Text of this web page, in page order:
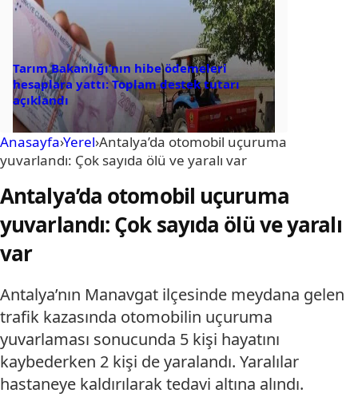
Tarım Bakanlığı’nın hibe ödemeleri
hesaplara yattı: Toplam destek tutarı
açıklandı
Anasayfa›Yerel›Antalya’da otomobil uçuruma
yuvarlandı: Çok sayıda ölü ve yaralı var
Antalya’da otomobil uçuruma
yuvarlandı: Çok sayıda ölü ve yaralı
var
Antalya’nın Manavgat ilçesinde meydana gelen
trafik kazasında otomobilin uçuruma
yuvarlaması sonucunda 5 kişi hayatını
kaybederken 2 kişi de yaralandı. Yaralılar
hastaneye kaldırılarak tedavi altına alındı.